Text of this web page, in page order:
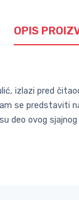
OPIS
izlazi pred
se predstaviti
deo ovog